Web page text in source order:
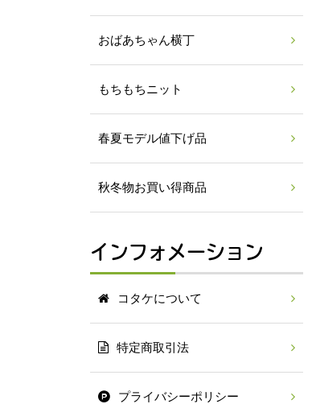
おばあちゃん横丁
もちもちニット
春夏モデル値下げ品
秋冬物お買い得商品
インフォメーション
コタケについて
特定商取引法
プライバシーポリシー